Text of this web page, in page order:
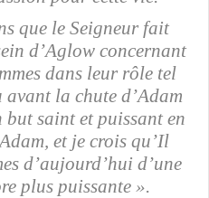
que le Seigneur fait
d’Aglow concernant
dans leur rôle tel
la chute d’Adam
but saint et puissant en
et je crois qu’Il
d’aujourd’hui d’une
plus puissante ».